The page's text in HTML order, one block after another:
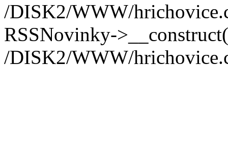
/DISK2/WWW/
RSSNovinky-
/DISK2/WWW/